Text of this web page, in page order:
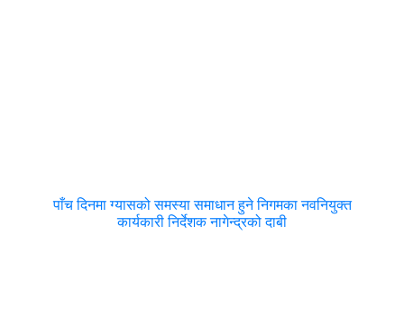
पाँच दिनमा ग्यासको समस्या समाधान हुने निगमका नवनियुक्त
कार्यकारी निर्देशक नागेन्द्रको दाबी